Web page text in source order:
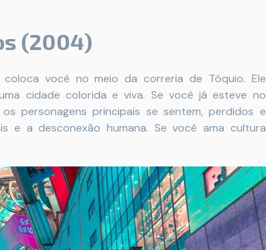
(2004)
você no meio da correria de Tóquio. Ele
cidade colorida e viva. Se você já esteve no
personagens principais se sentem, perdidos e
e a desconexão humana. Se você ama cultura